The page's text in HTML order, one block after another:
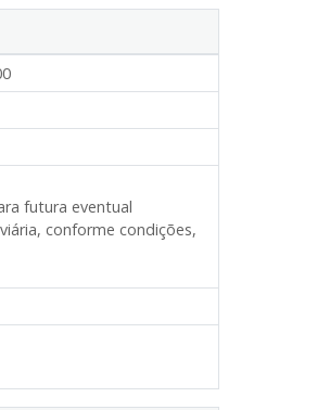
futura eventual
conforme condições,